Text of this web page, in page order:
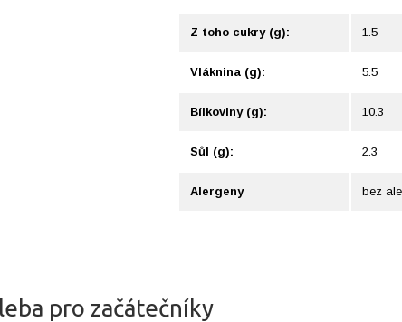
Z toho cukry (g): 1.5
Vláknina (g): 5.5
Bílkoviny (g): 10.3
Sůl (g): 2.3
Alergeny bez
pro začátečníky